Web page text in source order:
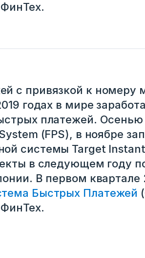
с привязкой к номеру
годах в мире
платежей. Осенью
(FPS), в ноябре
системы Target
в следующем году
В первом квартале
Быстрых Платежей